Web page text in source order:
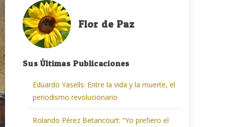
Flor de Paz
Sus Últimas Publicaciones
Eduardo Yasells: Entre la vida y la muerte, el
periodismo revolucionario
Rolando Pérez Betancourt: “Yo prefiero el